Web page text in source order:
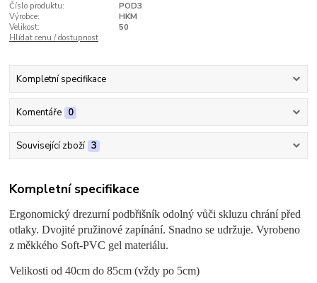
Číslo produktu:
POD3
Výrobce:
HKM
Velikost:
50
Hlídat cenu / dostupnost
Kompletní specifikace
Komentáře 0
Související zboží 3
Kompletní specifikace
Ergonomický drezurní podbřišník odolný vůči skluzu chrání před
otlaky. Dvojité pružinové zapínání. Snadno se udržuje. Vyrobeno
z měkkého Soft-PVC gel materiálu.
Velikosti od 40cm do 85cm (vždy po 5cm)